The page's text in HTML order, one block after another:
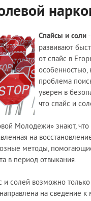
Спайсы и соли
развивают
от спайс в
особенностью,
проблема
уверен в
что спайс и
Молодежи» знают,
на
методы,
в период отвыкания.
солей возможно
на сведение